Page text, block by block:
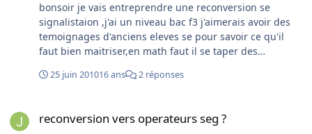
bonsoir je vais entreprendre une reconversion se
signalistaion ,j'ai un niveau bac f3 j'aimerais avoir des
temoignages d'anciens eleves se pour savoir ce qu'il
faut bien maitriser,en math faut il se taper des
25 juin 201016 ans 2 réponses
reconversion vers operateurs seg ?